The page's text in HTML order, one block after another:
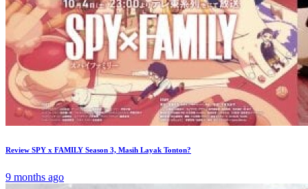
Review SPY x FAMILY Season 3, Masih Layak Tonton?
9 months ago